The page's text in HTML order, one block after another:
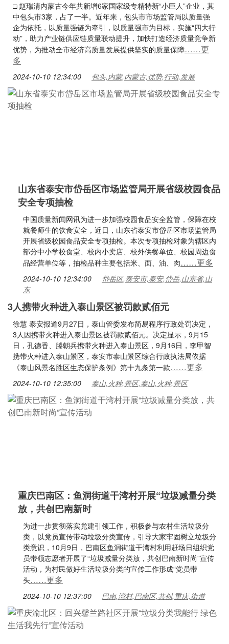
□ 赵瑞清内蒙古今年共新增6家国家级专精特新“小巨人”企业，其
中包头市3家，占了一半。近年来，包头市市场监管局以质量强
企为依托，以质量强链为牵引，以质量强市为目标，实施“四大行
动”，助力产业链供应链质量联动提升，加快打造经济质量竞争新
优势，为推动全市经济高质量发展提供坚实的质量保障……更
多
2024-10-10 12:34:00 包头,内蒙,内蒙古,优势,行动,发展
山东省泰安市岱岳区市场监管局开展省级校园食品
安全专项抽检
中国质量新闻网讯为进一步加强校园食品安全监管，保障在校
就餐师生的饮食安全，近日，山东省泰安市岱岳区市场监管局
开展省级校园食品安全专项抽检。本次专项抽检对象为辖区内
部分中小学校食堂、校内小卖店、校外供餐单位、校园周边食
品经营单位等，抽检品种主要包括米、面、油、肉……更多
2024-10-10 12:34:00
岱岳区,泰安市,泰安,岱岳,山东省,山
东
3人携带火种进入泰山景区被罚款贰佰元
徐慧 泰安报道9月27日，泰山管委发布简易程序行政处罚决定，
3人因携带火种进入泰山景区被罚款贰佰元。决定显示，9月15
日，孔德香、滕朝兵携带火种进入泰山景区，9月16日，李甲智
携带火种进入泰山景区，泰安市泰山景区综合行政执法局依据
《泰山风景名胜区生态保护条例》第十九条第一款……更多
2024-10-10 12:35:00 泰山,火种,景区,泰山,火种,景区
重庆巴南区：鱼洞街道干湾村开展“垃圾减量分类
放，共创巴南新时
为进一步贯彻落实党建引领工作，积极参与农村生活垃圾分
类，以党员宣传带动垃圾分类宣传，引导大家牢固树立垃圾分
类意识，10月9日，巴南区鱼洞街道干湾村利用赶场日组织党
员带领志愿者开展了“垃圾减量分类放，共创巴南新时尚”宣传
活动，为村民做好生活垃圾分类的宣传工作形成“党员带
头……更多
2024-10-10 12:37:00 巴南,湾村,巴南区,共创,重庆,街道